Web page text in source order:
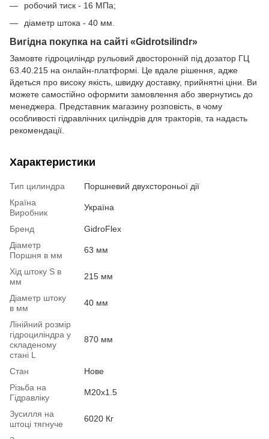
робочий тиск - 16 МПа;
діаметр штока - 40 мм.
Вигідна покупка на сайті «Gidrotsilindr»
Замовте гідроциліндр рульовий двосторонній під дозатор ГЦ
63.40.215 на онлайн-платформі. Це вдале рішення, адже
йдеться про високу якість, швидку доставку, прийнятні ціни. Ви
можете самостійно оформити замовлення або звернутись до
менеджера. Представник магазину розповість, в чому
особливості гідравлічних циліндрів для тракторів, та надасть
рекомендації.
Характеристики
Тип цилиндра
Поршневий двухстороньої дії
Країна
Виробник
Україна
Бренд
GidroFlex
Діаметр
Поршня в мм
63 мм
Хід штоку S в
мм
215 мм
Діаметр штоку
в мм
40 мм
Лінійний розмір
гідроциліндра у
складеному
стані L
870 мм
Стан
Нове
Різьба на
Гідравліку
М20х1.5
Зусилля на
штоці тягнуче
6020 Кг